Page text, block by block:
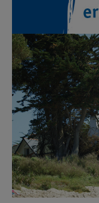
Show larger version